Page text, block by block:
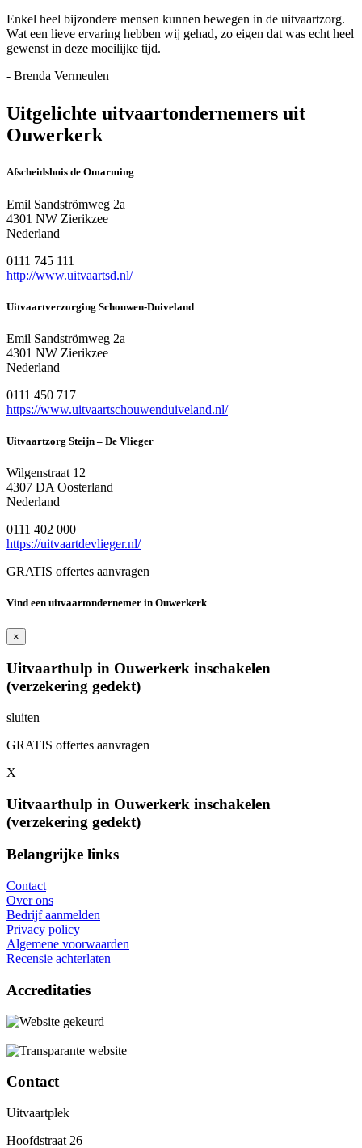
Enkel heel bijzondere mensen kunnen bewegen in de uitvaartzorg.
Wat een lieve ervaring hebben wij gehad, zo eigen dat was echt heel
gewenst in deze moeilijke tijd.
- Brenda Vermeulen
Uitgelichte uitvaartondernemers uit
Ouwerkerk
Afscheidshuis de Omarming
Emil Sandströmweg 2a
4301 NW Zierikzee
Nederland
0111 745 111
http://www.uitvaartsd.nl/
Uitvaartverzorging Schouwen-Duiveland
Emil Sandströmweg 2a
4301 NW Zierikzee
Nederland
0111 450 717
https://www.uitvaartschouwenduiveland.nl/
Uitvaartzorg Steijn – De Vlieger
Wilgenstraat 12
4307 DA Oosterland
Nederland
0111 402 000
https://uitvaartdevlieger.nl/
GRATIS offertes aanvragen
Vind een uitvaartondernemer in Ouwerkerk
×
Uitvaarthulp in Ouwerkerk inschakelen
(verzekering gedekt)
sluiten
GRATIS offertes aanvragen
X
Uitvaarthulp in Ouwerkerk inschakelen
(verzekering gedekt)
Belangrijke links
Contact
Over ons
Bedrijf aanmelden
Privacy policy
Algemene voorwaarden
Recensie achterlaten
Accreditaties
Contact
Uitvaartplek
Hoofdstraat 26